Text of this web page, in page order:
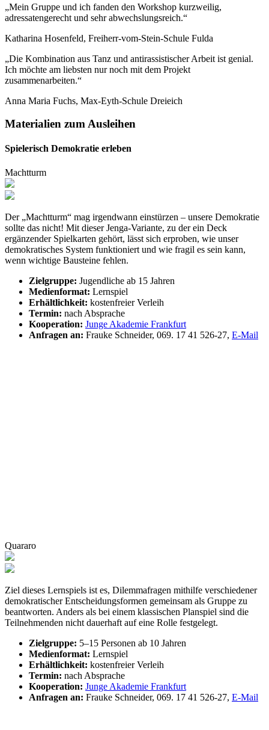
„Mein Gruppe und ich fanden den Workshop kurzweilig,
adressatengerecht und sehr abwechslungsreich.“
Katharina Hosenfeld, Freiherr-vom-Stein-Schule Fulda
„Die Kombination aus Tanz und antirassistischer Arbeit ist genial.
Ich möchte am liebsten nur noch mit dem Projekt
zusammenarbeiten.“
Anna Maria Fuchs, Max-Eyth-Schule Dreieich
Materialien zum Ausleihen
Spielerisch Demokratie erleben
Machtturm
Der „Machtturm“ mag irgendwann einstürzen – unsere Demokratie
sollte das nicht! Mit dieser Jenga-Variante, zu der ein Deck
ergänzender Spielkarten gehört, lässt sich erproben, wie unser
demokratisches System funktioniert und wie fragil es sein kann,
wenn wichtige Bausteine fehlen.
Zielgruppe: Jugendliche ab 15 Jahren
Medienformat: Lernspiel
Erhältlichkeit: kostenfreier Verleih
Termin: nach Absprache
Kooperation: Junge Akademie Frankfurt
Anfragen an: Frauke Schneider, 069. 17 41 526-27, E-Mail
Quararo
Ziel dieses Lernspiels ist es, Dilemmafragen mithilfe verschiedener
demokratischer Entscheidungsformen gemeinsam als Gruppe zu
beantworten. Anders als bei einem klassischen Planspiel sind die
Teilnehmenden nicht dauerhaft auf eine Rolle festgelegt.
Zielgruppe: 5–15 Personen ab 10 Jahren
Medienformat: Lernspiel
Erhältlichkeit: kostenfreier Verleih
Termin: nach Absprache
Kooperation: Junge Akademie Frankfurt
Anfragen an: Frauke Schneider, 069. 17 41 526-27, E-Mail